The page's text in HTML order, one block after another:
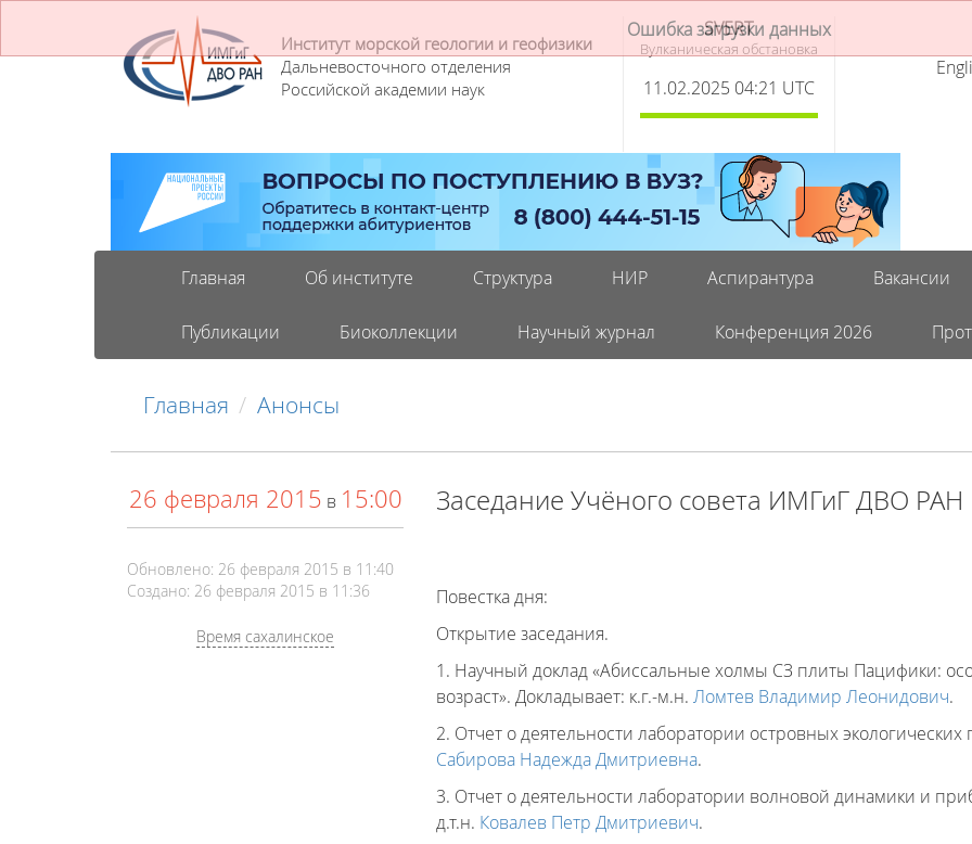
Институт морской геологии и геофизики
Дальневосточного отделения
Российской академии наук
SVERT
Вулканическая обстановка
11.02.2025 04:21 UTC
Главная Об институте Структура НИР Аспирантура Вакансии
Публикации Биоколлекции Научный журнал Конференция 2026
Главная Анонсы
26 февраля 2015 в 15:00
Обновлено: 26 февраля 2015 в 11:40
Создано: 26 февраля 2015 в 11:36
Время сахалинское
Заседание Учёного совета ИМГиГ ДВО РАН
Повестка дня:
Открытие заседания.
1. Научный доклад «Абиссальные холмы СЗ плиты Пацифики:
возраст». Докладывает: к.г.-м.н. Ломтев Владимир Леонидович.
2. Отчет о деятельности лаборатории островных
Сабирова Надежда Дмитриевна.
3. Отчет о деятельности лаборатории волновой динамики и
д.т.н. Ковалев Петр Дмитриевич.